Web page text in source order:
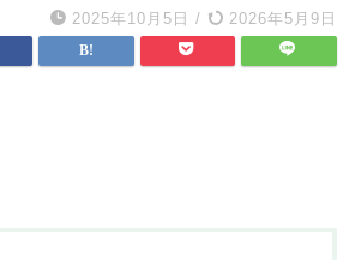
2025年10月5日 / 2026年5月9日